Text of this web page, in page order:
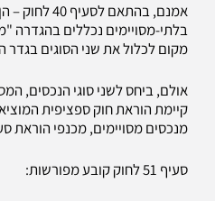
אמנם, בהתאם
בלתי-מסויימים נכללים בהגדרה
מקום לכלול את שני הסוגים בגדר הוראת
אולם, ביחס לשני סוגי הנכסים,
קיימת הוראת חוק ספציפית
מנכסים מסויימים, מכנפי הוראת סעיף 109(ג)
סעיף 51 לחוק קובע מפורשות: